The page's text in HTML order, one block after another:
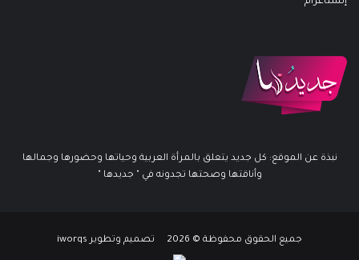
نبذة عن الموقع: كل جديد يتعلق بالمرأة العربية وحياتها وحضورها وجمالها
وأناقتها وصحتها تجدونه في " جديدها "
جميع الحقوق محفوظة © 2026 تصميم وتطوير iworqs